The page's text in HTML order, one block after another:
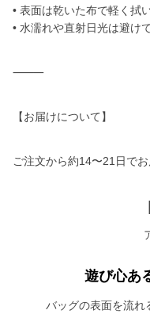
• 表面は乾いた布で軽く拭
• 水濡れや直射日光は避け
⸻
【お届けについて】
ご注文から約14〜21日でお
遊び心あ
バッグの表面を流れ